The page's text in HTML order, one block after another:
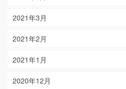
2021年3月
2021年2月
2021年1月
2020年12月